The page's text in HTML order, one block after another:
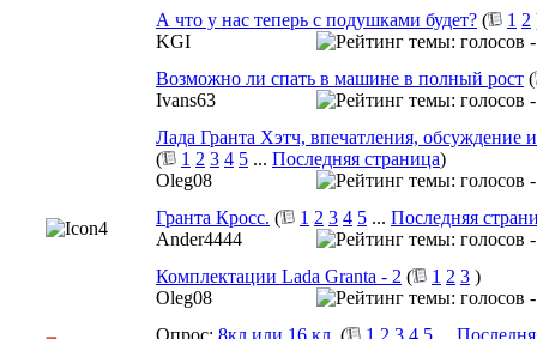
А что у нас теперь с подушками будет? ( 1 2
KGI
Возможно ли спать в машине в полный рост (
Ivans63
Лада Гранта Хэтч, впечатления, обсуждение
(
1 2 3 4 5 ... Последняя страница)
Oleg08
Гранта Кросс. ( 1 2 3 4 5 ... Последняя
Ander4444
Комплектации Lada Granta - 2 ( 1 2 3 )
Oleg08
Опрос: 8кл или 16 кл. ( 1 2 3 4 5 ...